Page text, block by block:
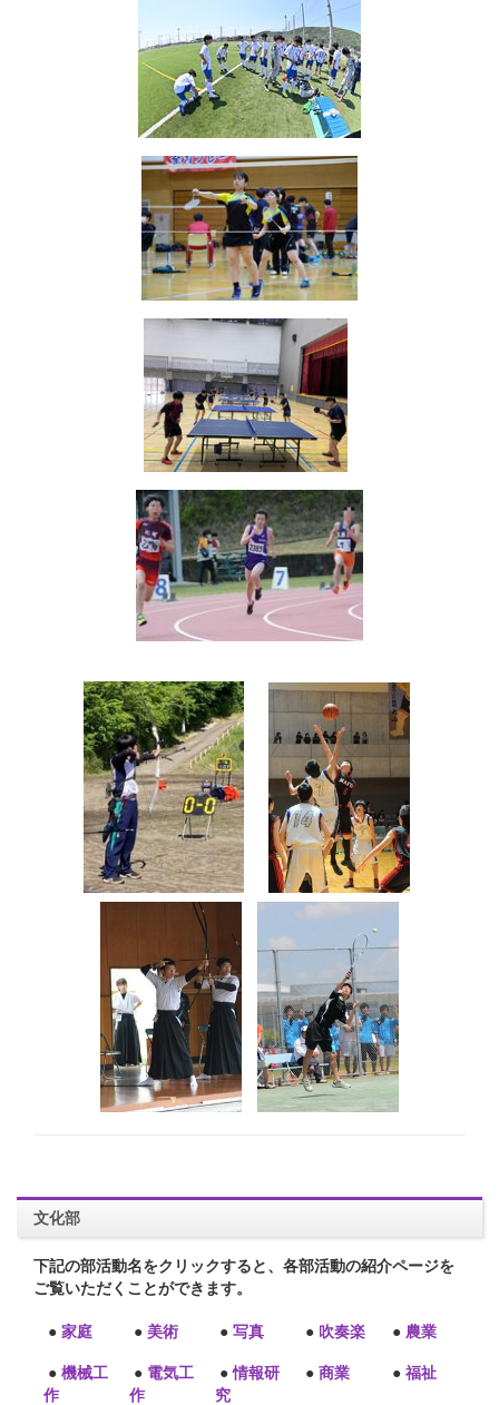
文化部
下記の部活動名をクリックすると、各部活動の紹介ページを
ご覧いただくことができます。
● 家庭 ● 美術 ● 写真 ● 吹奏楽 ● 農業
● 機械工
作
● 電気工
作
●情報研
究
● 商業 ● 福祉